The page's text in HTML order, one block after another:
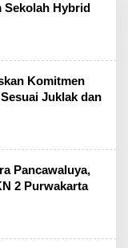
Sekolah Hybrid
Komitmen
Juklak dan
Pancawaluya,
2 Purwakarta